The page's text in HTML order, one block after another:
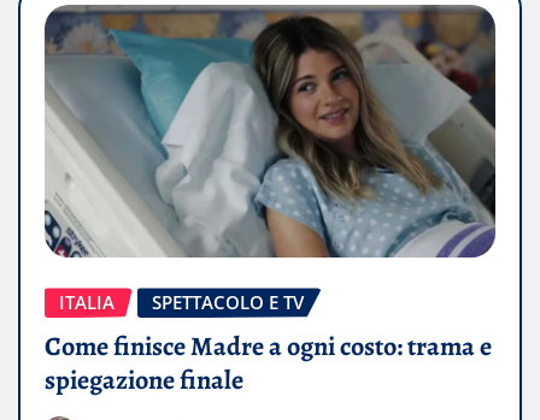
ITALIA SPETTACOLO E TV
Come finisce Madre a ogni costo: trama e
spiegazione finale